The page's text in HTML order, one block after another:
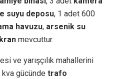
suyu deposu, 1 adet 600
havuzu, arsenik su
mevcuttur.
ve yarışçılık mahallerini
gücünde trafo